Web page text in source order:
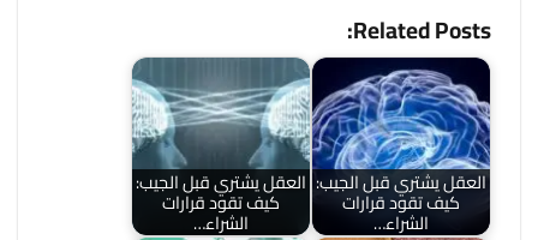
Related Posts:
العقل يشتري قبل الجيب:
كيف تقود قرارات
الشراء…
العقل يشتري قبل الجيب:
كيف تقود قرارات
الشراء…